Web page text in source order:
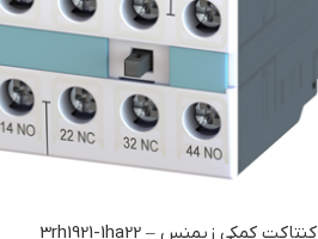
کنتاکت کمکی زیمنس – 3rh1921-1ha22